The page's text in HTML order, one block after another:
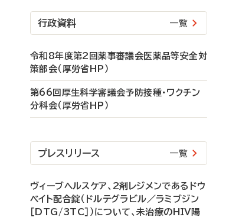
行政資料 一覧
令和8年度第2回薬事審議会医薬品等安全対
策部会（厚労省HP）
第66回厚生科学審議会予防接種・ワクチン
分科会（厚労省HP）
プレスリリース 一覧
ヴィーブヘルスケア、2剤レジメンであるドウ
ベイト配合錠（ドルテグラビル／ラミブジン
［DTG/3TC］）について、未治療のHIV陽